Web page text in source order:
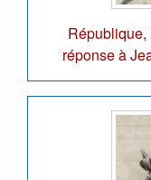
République,
réponse à